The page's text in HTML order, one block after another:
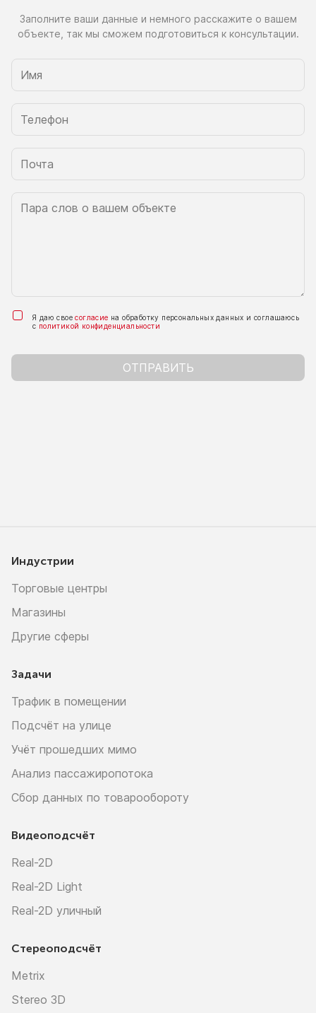
Заполните ваши данные и немного расскажите о вашем
объекте, так мы сможем подготовиться к консультации.
Я даю своесогласие на обработку персональных данных и соглашаюсь
с политикой конфиденциальности
ОТПРАВИТЬ
Индустрии
Торговые центры
Магазины
Другие сферы
Задачи
Трафик в помещении
Подсчёт на улице
Учёт прошедших мимо
Анализ пассажиропотока
Сбор данных по товарообороту
Видеоподсчёт
Real-2D
Real-2D Light
Real-2D уличный
Стереоподсчёт
Metrix
Stereo 3D